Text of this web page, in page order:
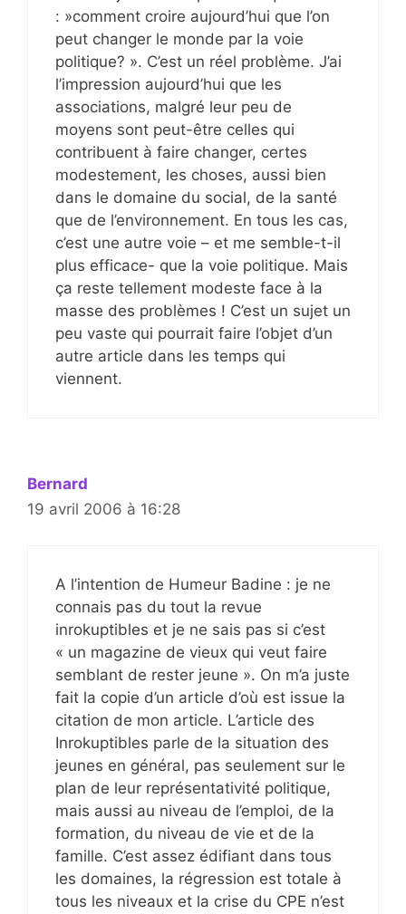
: »comment croire aujourd’hui que l’on
peut changer le monde par la voie
politique? ». C’est un réel problème. J’ai
l’impression aujourd’hui que les
associations, malgré leur peu de
moyens sont peut-être celles qui
contribuent à faire changer, certes
modestement, les choses, aussi bien
dans le domaine du social, de la santé
que de l’environnement. En tous les cas,
c’est une autre voie – et me semble-t-il
plus efficace- que la voie politique. Mais
ça reste tellement modeste face à la
masse des problèmes ! C’est un sujet un
peu vaste qui pourrait faire l’objet d’un
autre article dans les temps qui
viennent.
Bernard
19 avril 2006 à 16:28
A l’intention de Humeur Badine : je ne
connais pas du tout la revue
inrokuptibles et je ne sais pas si c’est
« un magazine de vieux qui veut faire
semblant de rester jeune ». On m’a juste
fait la copie d’un article d’où est issue la
citation de mon article. L’article des
Inrokuptibles parle de la situation des
jeunes en général, pas seulement sur le
plan de leur représentativité politique,
mais aussi au niveau de l’emploi, de la
formation, du niveau de vie et de la
famille. C’est assez édifiant dans tous
les domaines, la régression est totale à
tous les niveaux et la crise du CPE n’est